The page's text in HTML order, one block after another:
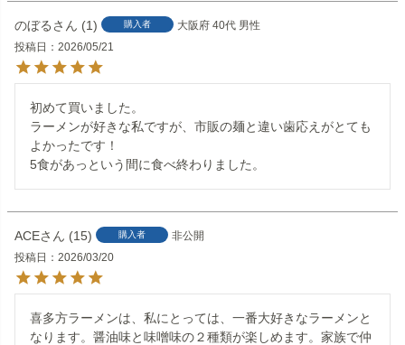
のぼる 1 購入者 大阪府 40代 男性
投稿日
2026/05/21
初めて買いました。
ラーメンが好きな私ですが、市販の麺と違い歯応えがとても
よかったです！
5食があっという間に食べ終わりました。
ACE 15 購入者
非公開
投稿日
2026/03/20
喜多方ラーメンは、私にとっては、一番大好きなラーメンと
なります。醤油味と味噌味の２種類が楽しめます。家族で仲